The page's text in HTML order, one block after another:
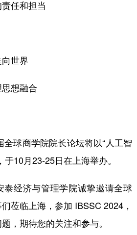
任和担当
世界
想融合
球商学院院长论坛将以“人工智
于10月23-25日在上海举办。
经济与管理学院诚挚邀请全球
莅临上海，参加 IBSSC 2024，
，期待您的关注和参与。